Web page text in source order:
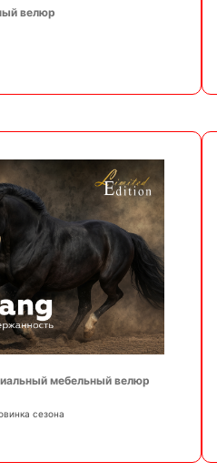
велюр
мебельный велюр
сезона